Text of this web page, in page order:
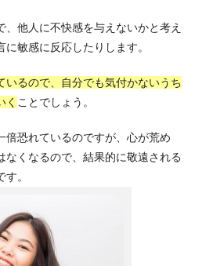
、他人に不快感を与えないかと考え
敏感に反応したりします。
いるので、自分でも気付かないうち
く ことでしょう。
倍恐れているのですが、心が荒め
なくなるので、結果的に敬遠される
。